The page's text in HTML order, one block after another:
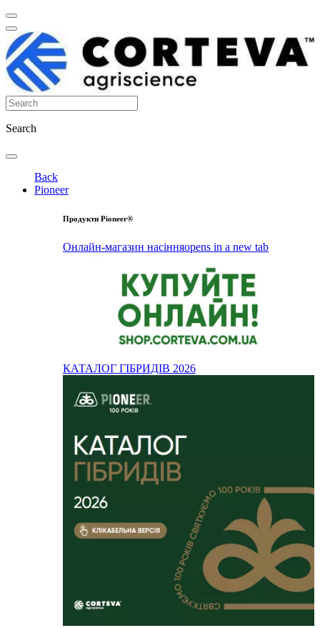
Search
Back
Pioneer
Продукти Pioneer®
Онлайн-магазин насінняopens in a new tab
КАТАЛОГ ГІБРИДІВ 2026